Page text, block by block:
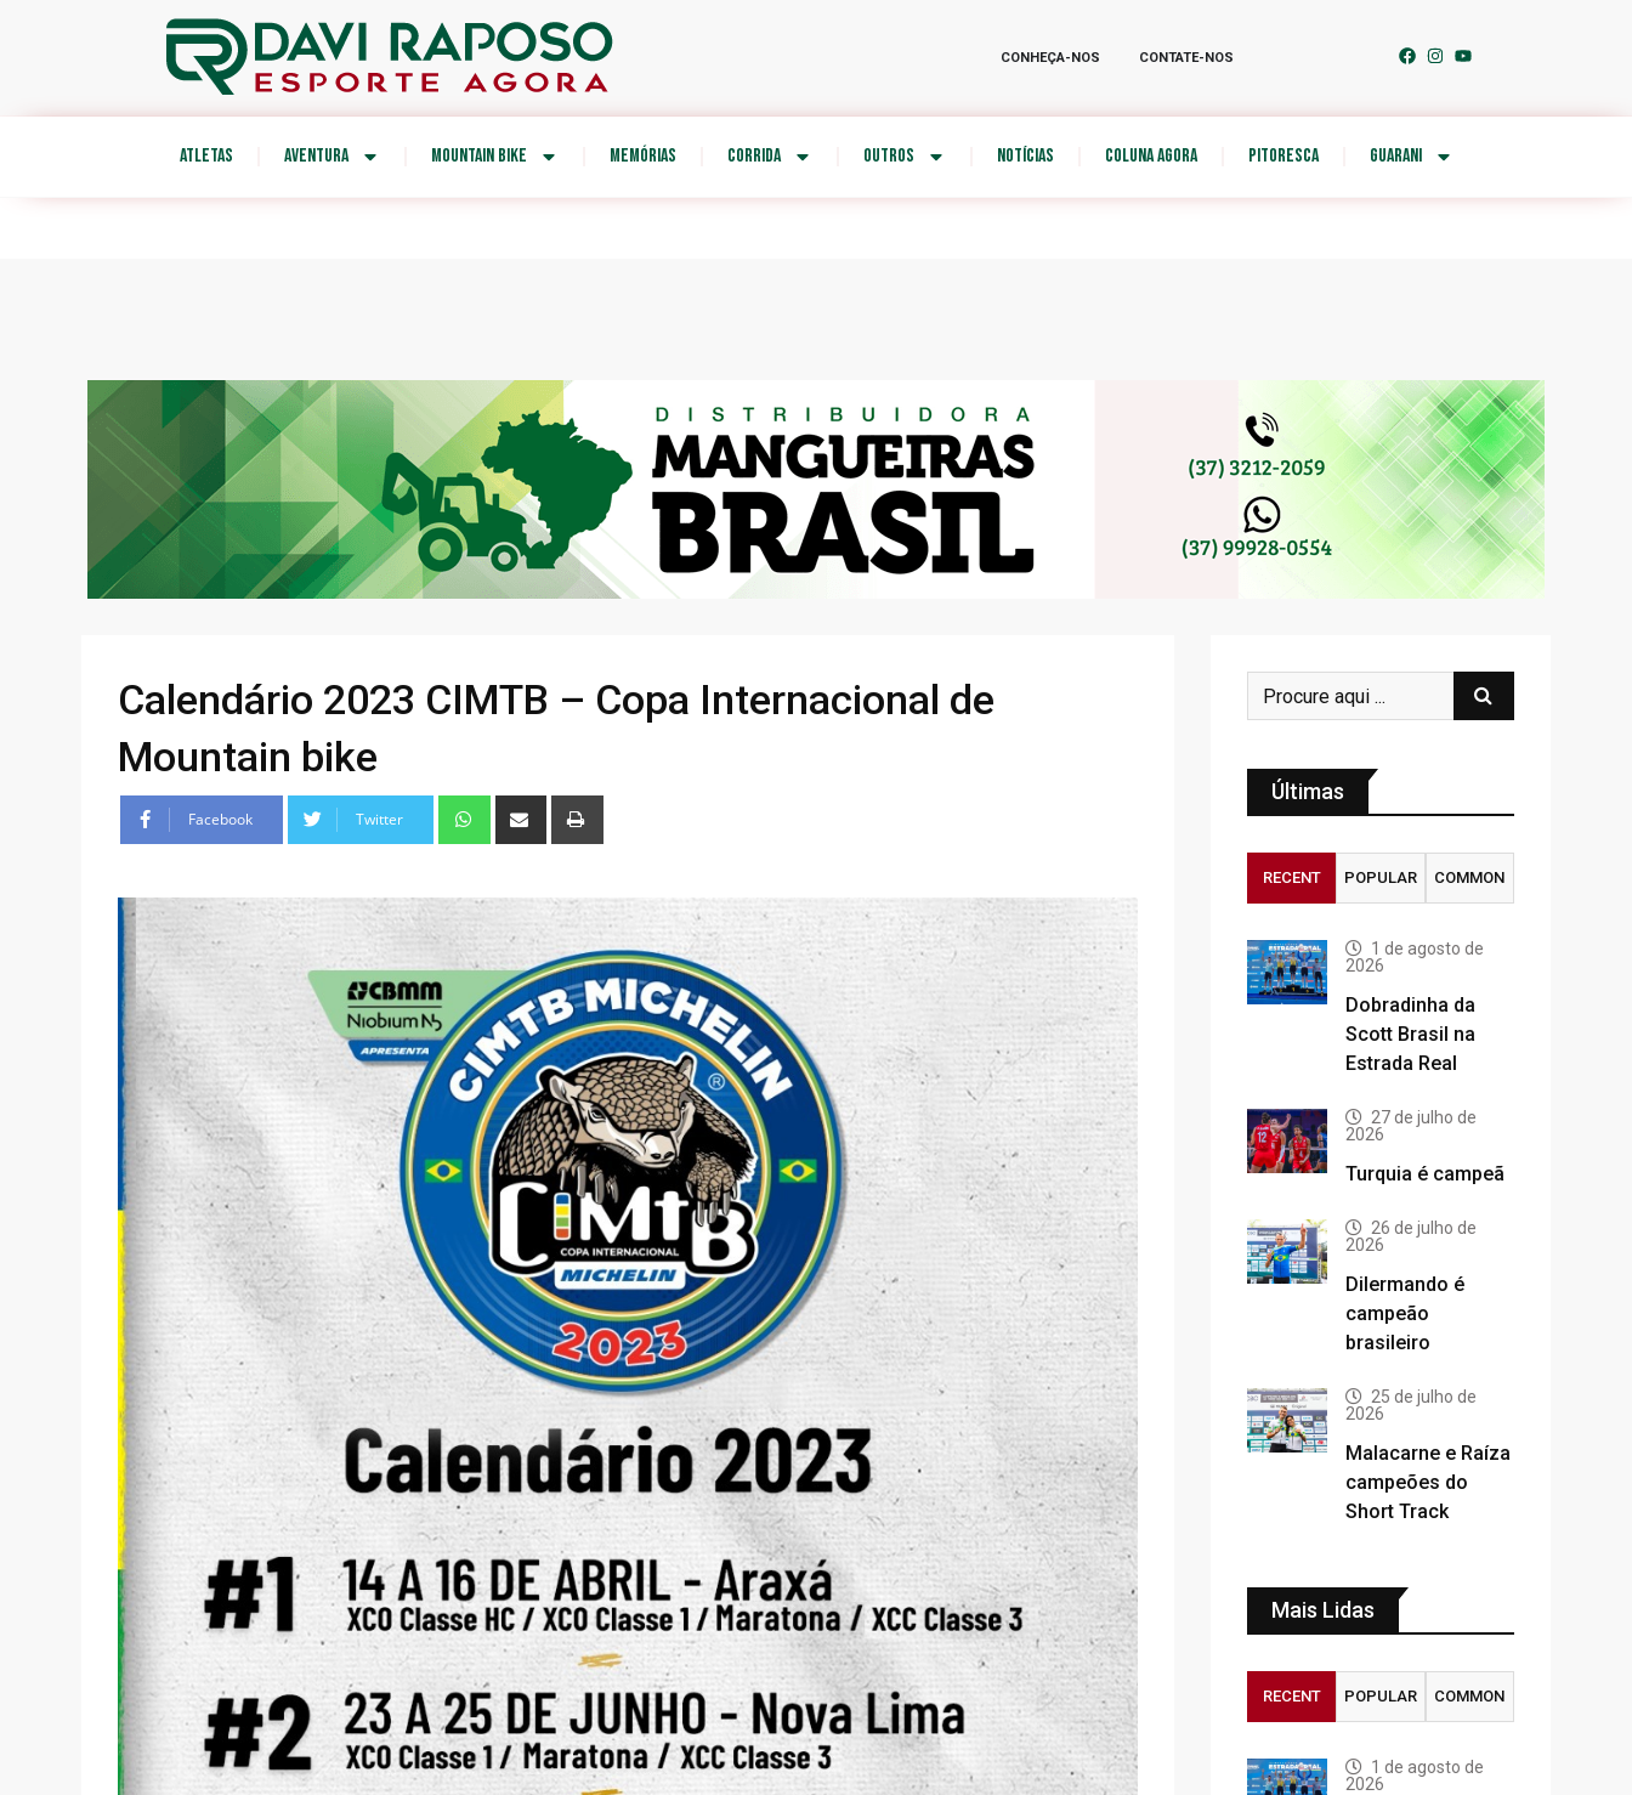
CONHEÇA-NOS CONTATE-NOS
ATLETAS AVENTURA MOUNTAIN BIKE MEMÓRIAS CORRIDA OUTROS NOTÍCIAS COLUNA AGORA PITORESCA GUARANI
Calendário 2023 CIMTB – Copa Internacional de
Mountain bike
Facebook Twitter
Últimas
RECENT POPULAR COMMON
1 de agosto de
2026
Dobradinha da
Scott Brasil na
Estrada Real
27 de julho de
2026
Turquia é campeã
26 de julho de
2026
Dilermando é
campeão
brasileiro
25 de julho de
2026
Malacarne e Raíza
campeões do
Short Track
Mais Lidas
RECENT POPULAR COMMON
1 de agosto de
2026